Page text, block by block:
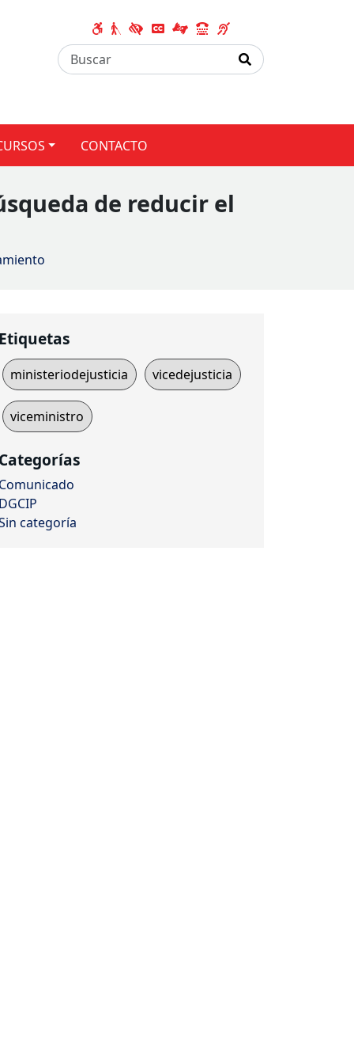
CONTACTO
de reducir el
Etiquetas
ministeriodejusticia vicedejusticia
viceministro
Categorías
Comunicado
DGCIP
categoría